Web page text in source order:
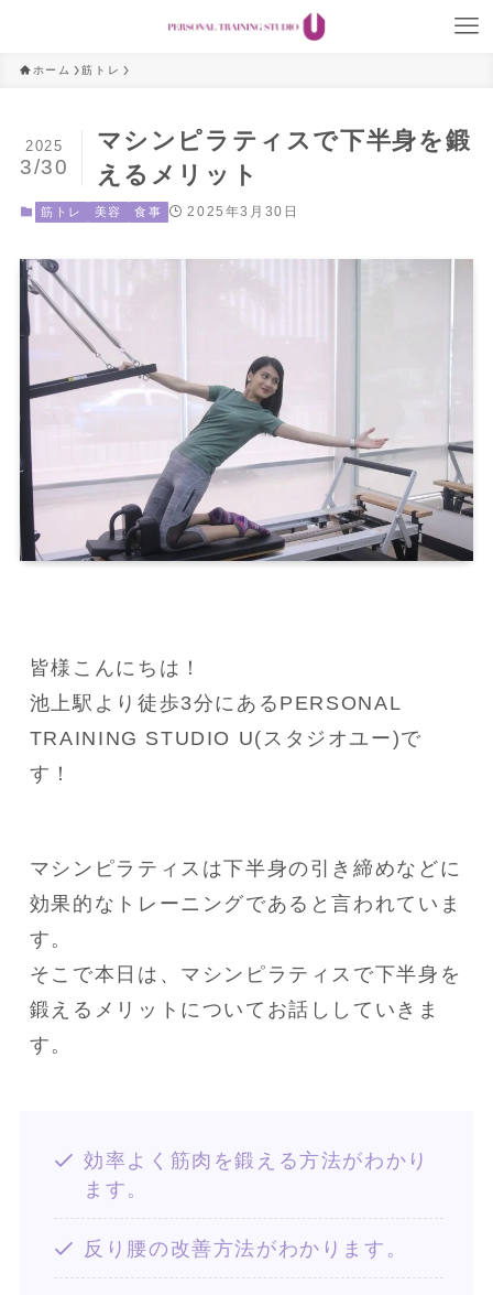
ホーム 筋トレ
マシンピラティスで下半身を鍛
えるメリット
2025
3/30
筋トレ 美容 食事 2025年3月30日
皆様こんにちは！
池上駅より徒歩3分にあるPERSONAL
TRAINING STUDIO U(スタジオユー)で
す！
マシンピラティスは下半身の引き締めなどに
効果的なトレーニングであると言われていま
す。
そこで本日は、マシンピラティスで下半身を
鍛えるメリットについてお話ししていきま
す。
効率よく筋肉を鍛える方法がわかり
ます。
反り腰の改善方法がわかります。